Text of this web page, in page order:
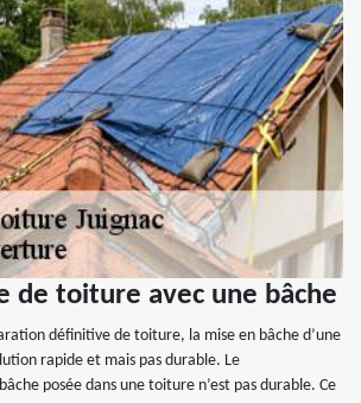
de toiture avec une bâche
définitive de toiture, la mise en bâche d’une
rapide et mais pas durable. Le
posée dans une toiture n’est pas durable. Ce